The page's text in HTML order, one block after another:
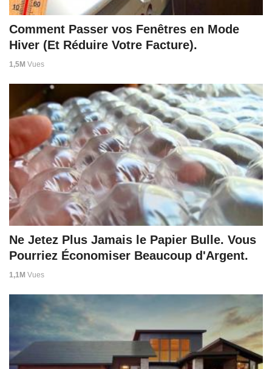
Comment Passer vos Fenêtres en Mode
Hiver (Et Réduire Votre Facture).
1,5M Vues
Ne Jetez Plus Jamais le Papier Bulle. Vous
Pourriez Économiser Beaucoup d'Argent.
1,1M Vues